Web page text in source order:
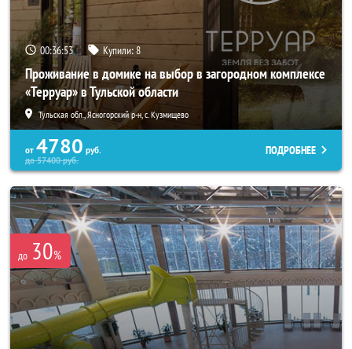
00:36:52 Купили:8
Проживание в домике на выбор в загородном комплексе
«Терруар» в Тульской области
Тульская обл., Ясногорский р-н, с. Кузмищево
от 4780 руб.
до57400руб.
ПОДРОБНЕЕ
до 30%